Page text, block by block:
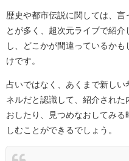
歴史や都市伝説に関しては、言
とが多く、超次元ライブで紹
し、どこかが間違っているか
けです。
占いではなく、あくまで新し
ネルだと認識して、紹介され
おしたり、見つめなおしてみ
しむことができるでしょう。